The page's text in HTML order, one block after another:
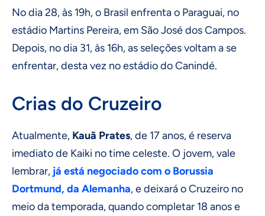
No dia 28, às 19h, o Brasil enfrenta o Paraguai, no
estádio Martins Pereira, em São José dos Campos.
Depois, no dia 31, às 16h, as seleções voltam a se
enfrentar, desta vez no estádio do Canindé.
Crias do Cruzeiro
Atualmente, Kauã Prates, de 17 anos, é reserva
imediato de Kaiki no time celeste. O jovem, vale
lembrar, já está negociado com o Borussia
Dortmund, da Alemanha, e deixará o Cruzeiro no
meio da temporada, quando completar 18 anos e